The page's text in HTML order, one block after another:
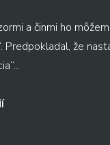
a činmi ho
Predpokladal, že